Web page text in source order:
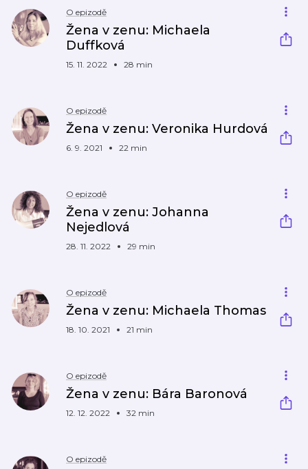
O epizodě
Žena v zenu: Michaela
Duffková
15. 11. 2022 28 min
O epizodě
Žena v zenu: Veronika Hurdová
6. 9. 2021 22 min
O epizodě
Žena v zenu: Johanna
Nejedlová
28. 11. 2022 29 min
O epizodě
Žena v zenu: Michaela Thomas
18. 10. 2021 21 min
O epizodě
Žena v zenu: Bára Baronová
12. 12. 2022 32 min
O epizodě